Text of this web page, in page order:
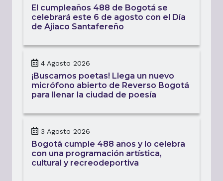
El cumpleaños 488 de Bogotá se
celebrará este 6 de agosto con el Día
de Ajiaco Santafereño
4 Agosto 2026
¡Buscamos poetas! Llega un nuevo
micrófono abierto de Reverso Bogotá
para llenar la ciudad de poesía
3 Agosto 2026
Bogotá cumple 488 años y lo celebra
con una programación artística,
cultural y recreodeportiva